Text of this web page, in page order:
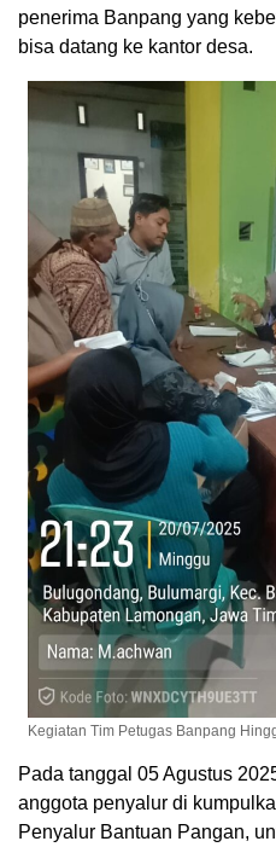
penerima Banpang yang
bisa datang ke kantor desa.
Kegiatan Tim Petugas Banpang
Pada tanggal 05 Agustus
anggota penyalur di
Penyalur Bantuan Pangan,